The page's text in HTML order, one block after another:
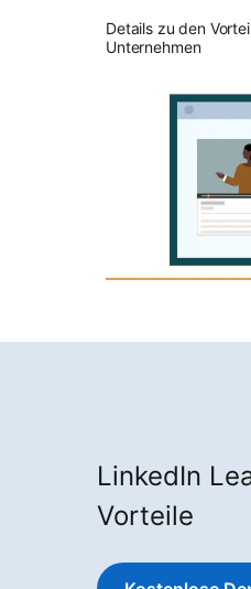
Details zu den
Unternehmen
LinkedIn
Vorteile